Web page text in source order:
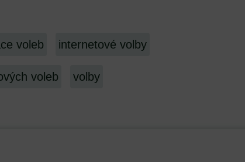
voleb internetové volby
voleb volby